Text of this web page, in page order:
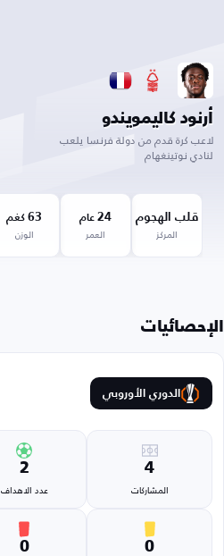
أرنود كاليمويندو
لاعب كرة قدم من دولة فرنسا يلعب
لنادي نوتينغهام
قلب الهجوم
المركز
24 عام
العمر
63 كغم
الوزن
الإحصائيات
الدوري الأوروبي
4
المشاركات
2
عدد الاهداف
0
0